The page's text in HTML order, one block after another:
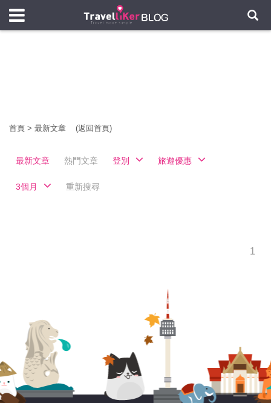
首頁 > 最新文章 (返回首頁)
最新文章 熱門文章 登別 旅遊優惠
3個月 重新搜尋
1